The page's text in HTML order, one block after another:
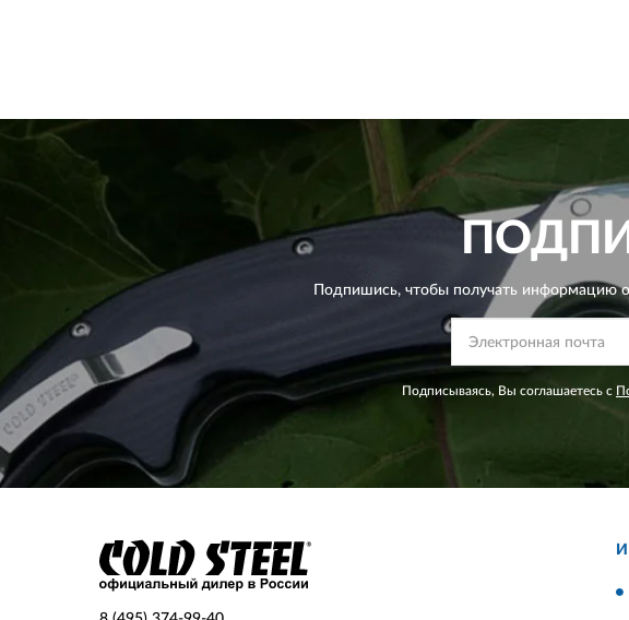
Подпишись, чтобы получать информацию
Подписываясь, Вы соглашаетесь с